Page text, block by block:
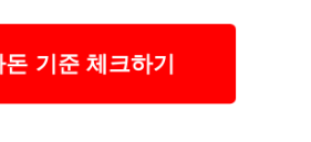
기준 체크하기